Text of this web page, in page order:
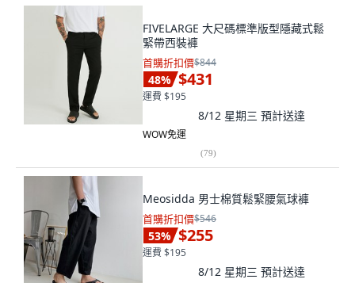
FIVELARGE 大尺碼標準版型隱藏式鬆
緊帶西裝褲
首購折扣價$844
48% $431
運費 $195
8/12 星期三 預計送達
WOW免運
(79)
Meosidda 男士棉質鬆緊腰氣球褲
首購折扣價$546
53% $255
運費 $195
8/12 星期三 預計送達